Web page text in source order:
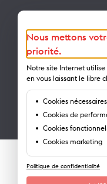
Avenue de
1001 Lausanne –
info@lausanne-
+41 21 613 73 73
Où nous
Nous mettons
priorité.
Notre site Internet
en vous laissant le libre
Cookies nécessaires
Cookies de
Cookies
Cookies marketing
Politique de confidentialité